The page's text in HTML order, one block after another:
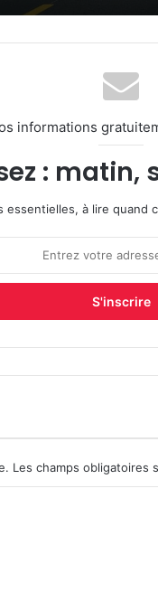
informations
: matin,
essentielles, à lire quand
Les champs obligatoires